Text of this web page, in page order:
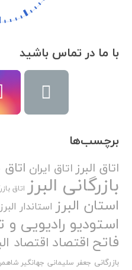
با ما در تماس باشید
برچسب‌ها
اتاق البرزاتاق ایران اتاق
بازرگانی البرز اتاق
استان البرز استاندار البرز
استودیو رادیویی و
فاتح اقتصاد اقتصاد
بازرگانی جعفر سلیمانی جهانگیر